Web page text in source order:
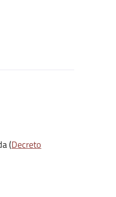
(Decreto